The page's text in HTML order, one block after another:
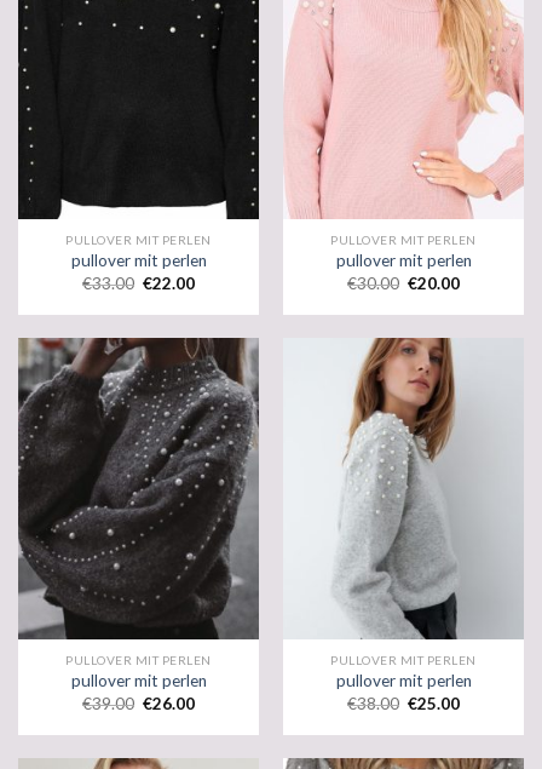
PULLOVER MIT PERLEN
pullover mit perlen
€33.00 €22.00
PULLOVER MIT PERLEN
pullover mit perlen
€30.00 €20.00
PULLOVER MIT PERLEN
pullover mit perlen
€39.00 €26.00
PULLOVER MIT PERLEN
pullover mit perlen
€38.00 €25.00